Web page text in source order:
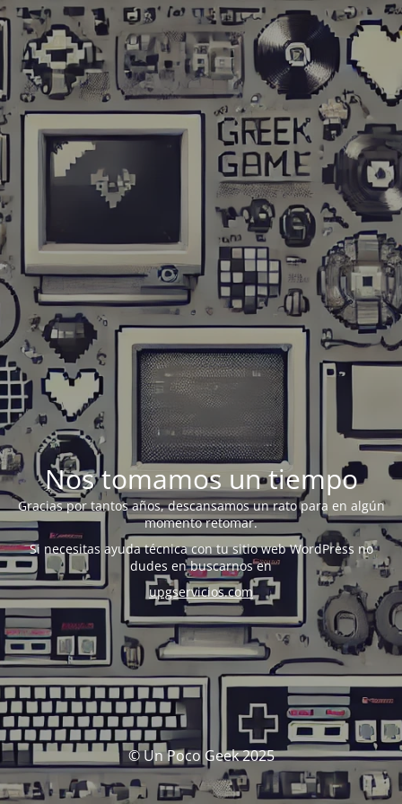
Nos tomamos un tiempo
Gracias por tantos años, descansamos un rato para en algún
momento retomar.
Si necesitas ayuda técnica con tu sitio web WordPress no
dudes en buscarnos en
upgservicios.com
© Un Poco Geek 2025